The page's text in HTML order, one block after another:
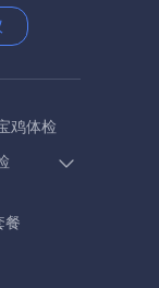
鸡体检
餐